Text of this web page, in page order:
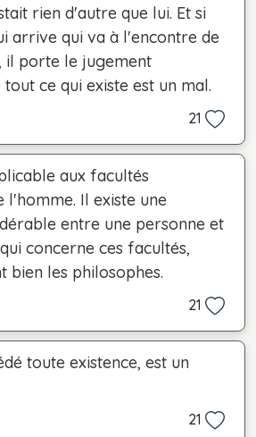
rien d'autre que lui. Et si
arrive qui va à l'encontre de
il porte le jugement
ce qui existe est un mal.
21
aux facultés
l'homme. Il existe une
entre une personne et
concerne ces facultés,
bien les philosophes.
21
toute existence, est un
21